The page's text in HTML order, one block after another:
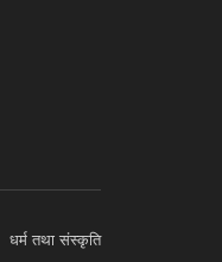
धर्म तथा संस्कृति